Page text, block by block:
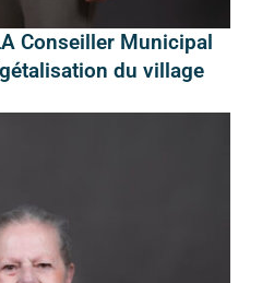
Conseiller Municipal
du village